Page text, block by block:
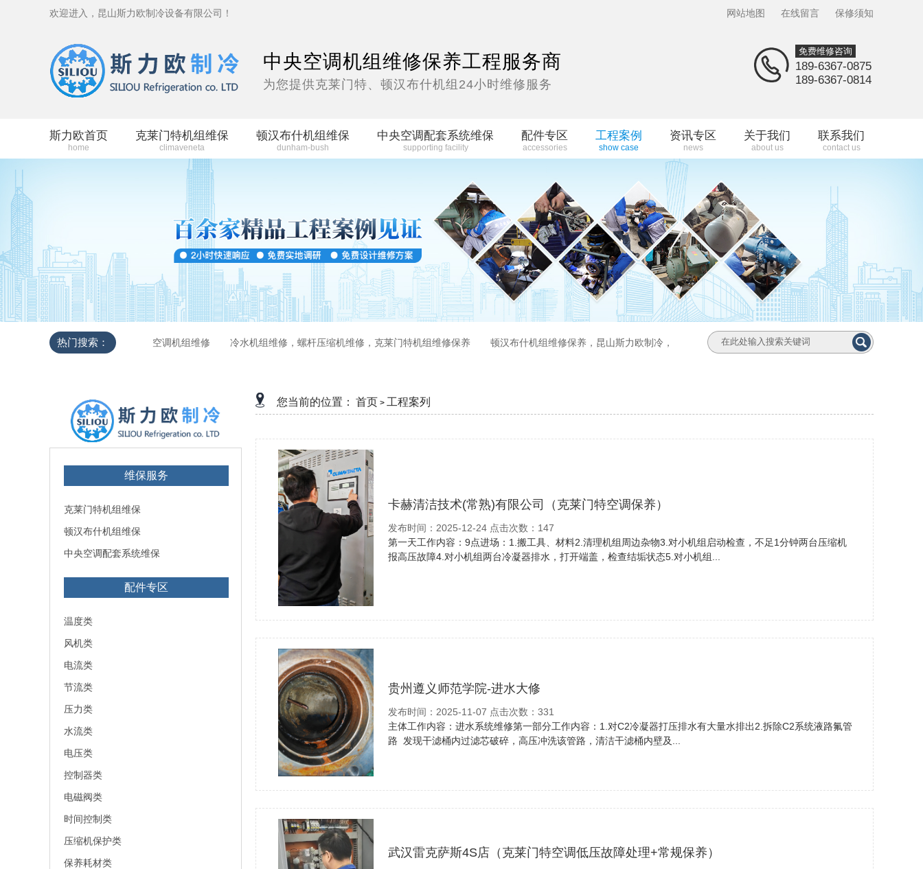
欢迎进入，昆山斯力欧制冷设备有限公司！ 网站地图 在线留言 保修须知
中央空调机组维修保养工程服务商
为您提供克莱门特、顿汉布什机组24小时维修服务
免费维修咨询
189-6367-0875
189-6367-0814
斯力欧首页
home
克莱门特机组维保
climaveneta
顿汉布什机组维保
dunham-bush
中央空调配套系统维保
supporting facility
配件专区
accessories
工程案例
show case
资讯专区
news
关于我们
about us
联系我们
contact us
热门搜索： 空调机组维修 冷水机组维修，螺杆压缩机维修，克莱门特机组维修保养 顿汉布什机组维修保养，昆山斯力欧制冷，
维保服务
克莱门特机组维保
顿汉布什机组维保
中央空调配套系统维保
配件专区
温度类
风机类
电流类
节流类
压力类
水流类
电压类
控制器类
电磁阀类
时间控制类
压缩机保护类
保养耗材类
您当前的位置： 首页 > 工程案列
卡赫清洁技术(常熟)有限公司（克莱门特空调保养）
发布时间：2025-12-24 点击次数：147
第一天工作内容：9点进场：1.搬工具、材料2.清理机组周边杂物3.对小机组启动检查，不足1分钟两台压缩机
报高压故障4.对小机组两台冷凝器排水，打开端盖，检查结垢状态5.对小机组...
贵州遵义师范学院-进水大修
发布时间：2025-11-07 点击次数：331
主体工作内容：进水系统维修第一部分工作内容：1.对C2冷凝器打压排水有大量水排出2.拆除C2系统液路氟管
路 发现干滤桶内过滤芯破碎，高压冲洗该管路，清洁干滤桶内壁及...
武汉雷克萨斯4S店（克莱门特空调低压故障处理+常规保养）